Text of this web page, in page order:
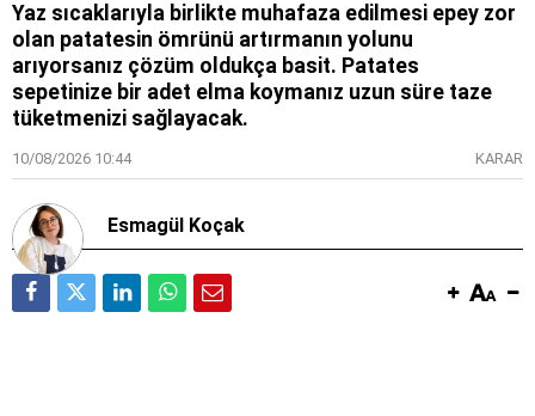
Yaz sıcaklarıyla birlikte muhafaza edilmesi epey zor
olan patatesin ömrünü artırmanın yolunu
arıyorsanız çözüm oldukça basit. Patates
sepetinize bir adet elma koymanız uzun süre taze
tüketmenizi sağlayacak.
10/08/2026 10:44 KARAR
Esmagül Koçak